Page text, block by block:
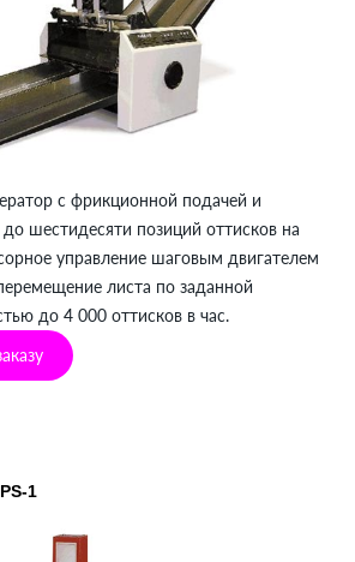
с фрикционной подачей и
шестидесяти позиций оттисков на
управление шаговым двигателем
листа по заданной
до 4 000 оттисков в час.
1